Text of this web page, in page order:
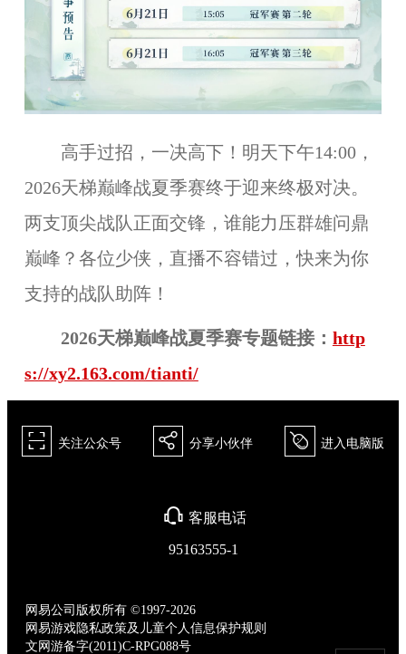
高手过招，一决高下！明天下午14:00，
2026天梯巅峰战夏季赛终于迎来终极对决。
两支顶尖战队正面交锋，谁能力压群雄问鼎
巅峰？各位少侠，直播不容错过，快来为你
支持的战队助阵！
2026天梯巅峰战夏季赛专题链接： http
s://xy2.163.com/tianti/
򰀁 关注公众号 򰀂 分享小伙伴 򰀄 进入电脑版
򰀃 客服电话
95163555-1
网易公司版权所有 ©1997-2026
网易游戏隐私政策及儿童个人信息保护规则
文网游备字(2011)C-RPG088号